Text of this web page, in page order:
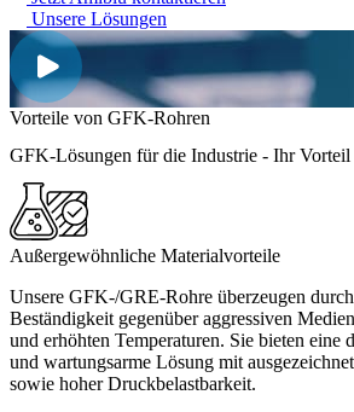
Unsere Lösungen
Vorteile von GFK-Rohren
GFK-Lösungen für die Industrie - Ihr Vorteil
Außergewöhnliche Materialvorteile
Unsere GFK-/GRE-Rohre überzeugen
Beständigkeit gegenüber aggressiven
und erhöhten Temperaturen. Sie bieten eine
und wartungsarme Lösung mit
sowie hoher Druckbelastbarkeit.